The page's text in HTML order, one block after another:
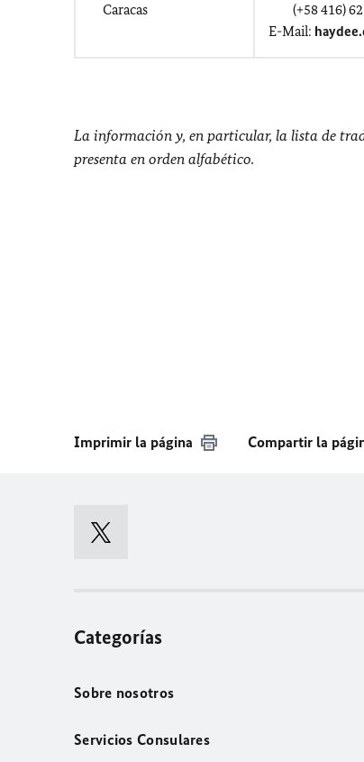
Caracas
(+58 416)
E-Mail:
La información y, en particular, la lista de
presenta en orden alfabético.
Imprimir la página Compartir la
Categorías
Sobre nosotros
Servicios Consulares